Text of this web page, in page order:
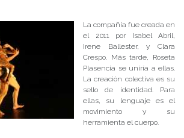
La compañía fue creada en
el 2011 por Isabel Abril,
Irene Ballester, y Clara
Crespo. Más tarde, Roseta
Plasencia se uniría a ellas.
La creación colectiva es su
sello de identidad. Para
ellas, su lenguaje es el
movimiento y su
herramienta el cuerpo.